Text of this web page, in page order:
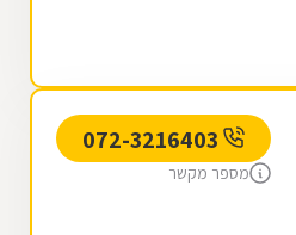
מספר מקשר